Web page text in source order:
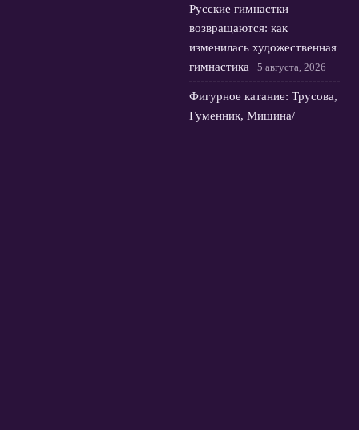
Русские гимнастки
возвращаются: как
изменилась художественная
гимнастика
5 августа, 2026
Фигурное катание: Трусова,
Гуменник, Мишина/